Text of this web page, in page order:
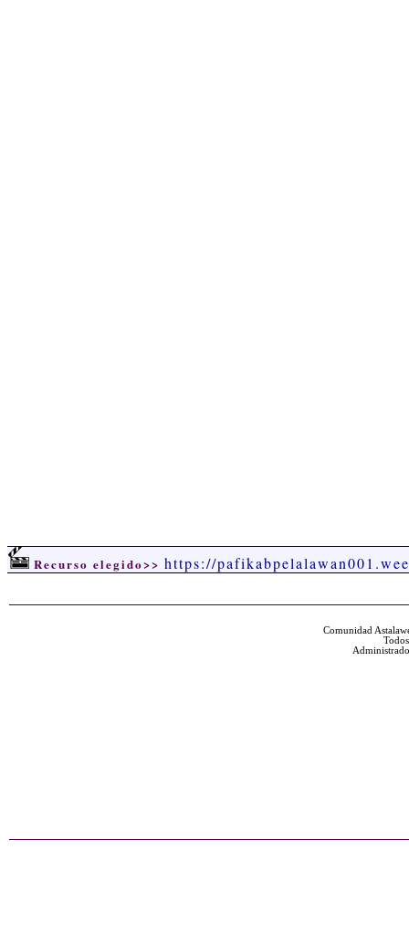
Recurso elegido>> https://
Comunidad